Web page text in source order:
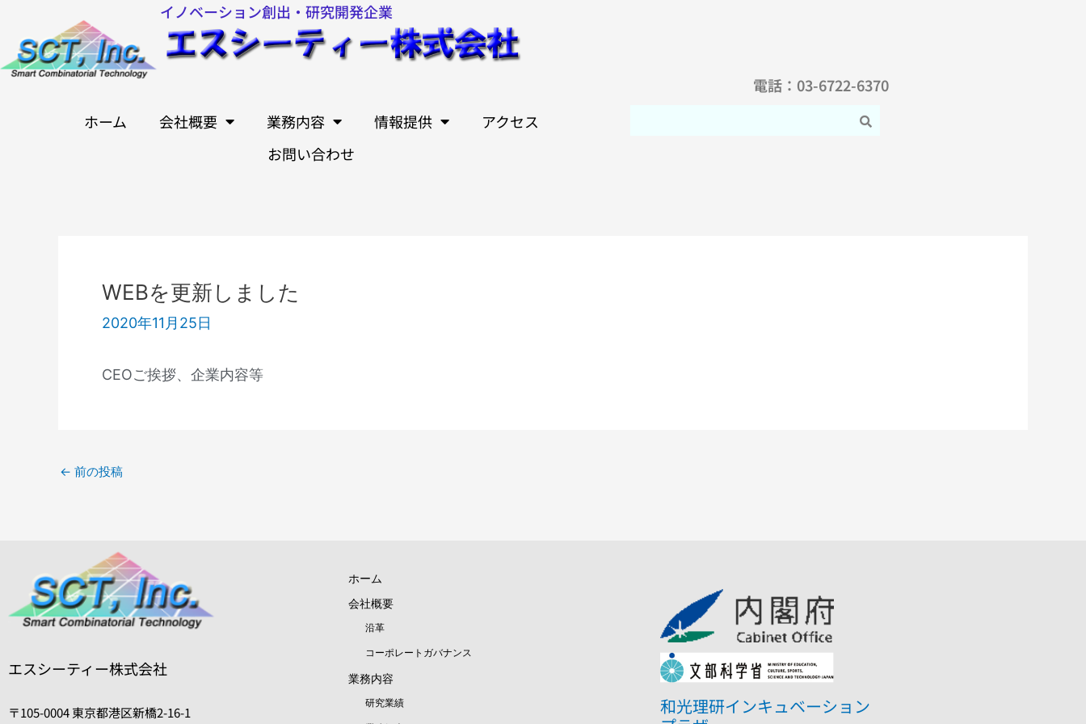
を
ス
イノベーション創出・研究開発企業
電話：03-6722-6370
ホーム
会社概要 業務内容 情報提供
アクセス
お問い合わせ
WEBを更新しました
2020年11月25日
CEOご挨拶、企業内容等
← 前の投稿
エスシーティー株式会社
〒105-0004 東京都港区新橋2-16-1
ホーム
会社概要
沿革
コーポレートガバナンス
業務内容
研究業績
和光理研インキュベーション